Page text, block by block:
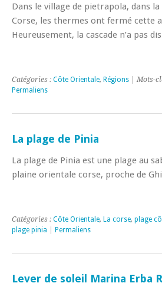
Dans le village de pietrapola, dans
Corse, les thermes ont fermé cette
Heureusement, la cascade n’a pas
Catégories : Côte Orientale, Régions | Mots-
Permaliens
La plage de Pinia
La plage de Pinia est une plage au
plaine orientale corse, proche de
Catégories : Côte Orientale, La corse, plage
plage pinia
Permaliens
Lever de soleil Marina Erba